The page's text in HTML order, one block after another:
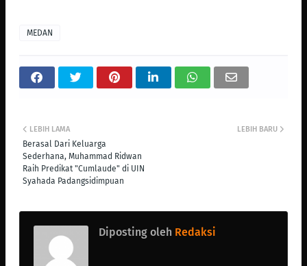
MEDAN
LEBIH BARU
LEBIH LAMA
Berasal Dari Keluarga
Sederhana, Muhammad Ridwan
Raih Predikat "Cumlaude" di UIN
Syahada Padangsidimpuan
Diposting oleh Redaksi